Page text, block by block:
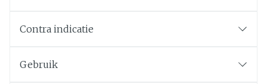
Contra indicatie
Gebruik